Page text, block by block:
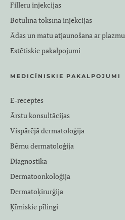
Filleru injekcijas
Botulīna toksīna injekcijas
Ādas un matu atjaunošana ar
Estētiskie pakalpojumi
MEDICĪNISKIE PAKALPOJUMI
E-receptes
Ārstu konsultācijas
Vispārējā dermatoloģija
Bērnu dermatoloģija
Diagnostika
Dermatoonkoloģija
Dermatoķirurģija
Ķīmiskie pīlingi